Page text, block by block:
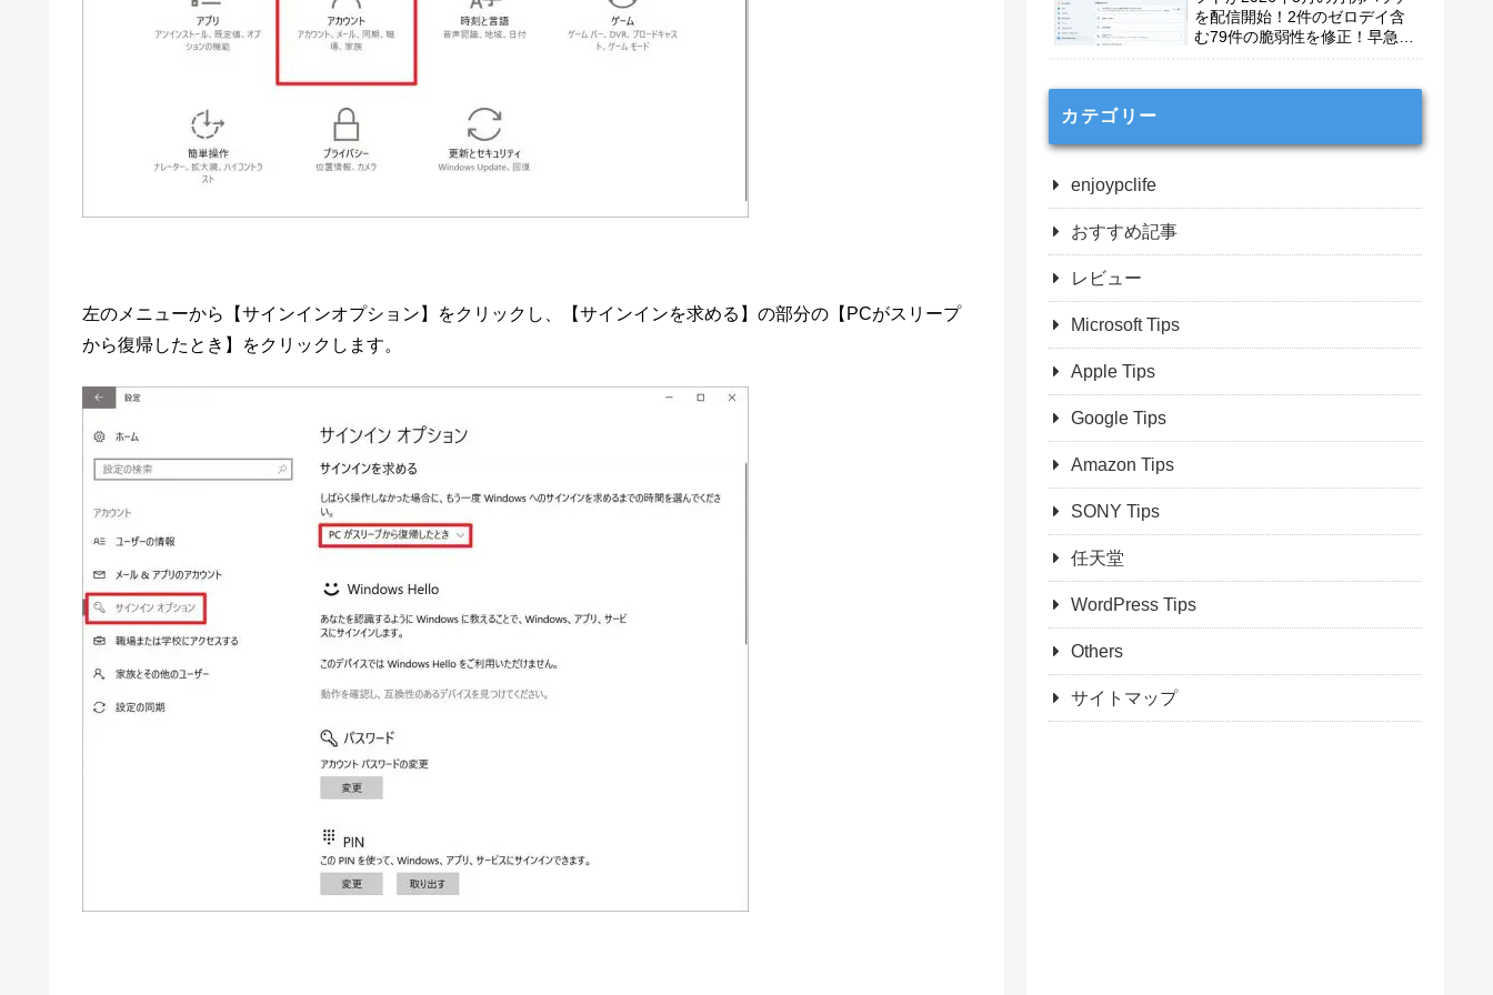
左のメニューから【サインインオプション】をクリックし、【サインインを求める】の部分の【PCがスリープ
から復帰したとき】をクリックします。
を配信開始！2件のゼロデイ含
む79件の脆弱性を修正！早急に
カテゴリー
enjoypclife
おすすめ記事
レビュー
Microsoft Tips
Apple Tips
Google Tips
Amazon Tips
SONY Tips
任天堂
WordPress Tips
Others
サイトマップ